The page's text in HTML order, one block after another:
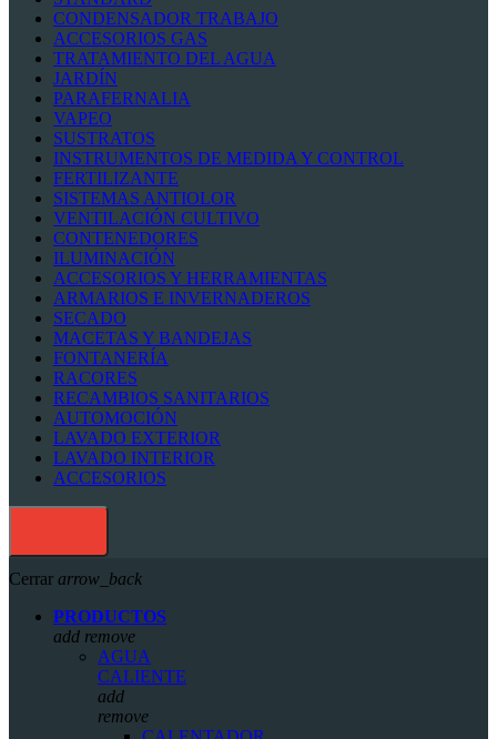
CONDENSADOR TRABAJO
ACCESORIOS GAS
TRATAMIENTO DEL AGUA
JARDÍN
PARAFERNALIA
VAPEO
SUSTRATOS
INSTRUMENTOS DE MEDIDA Y CONTROL
FERTILIZANTE
SISTEMAS ANTIOLOR
VENTILACIÓN CULTIVO
CONTENEDORES
ILUMINACIÓN
ACCESORIOS Y HERRAMIENTAS
ARMARIOS E INVERNADEROS
SECADO
MACETAS Y BANDEJAS
FONTANERÍA
RACORES
RECAMBIOS SANITARIOS
AUTOMOCIÓN
LAVADO EXTERIOR
LAVADO INTERIOR
ACCESORIOS
Cerrar arrow_back
PRODUCTOS
add remove
AGUA
CALIENTE
add
remove